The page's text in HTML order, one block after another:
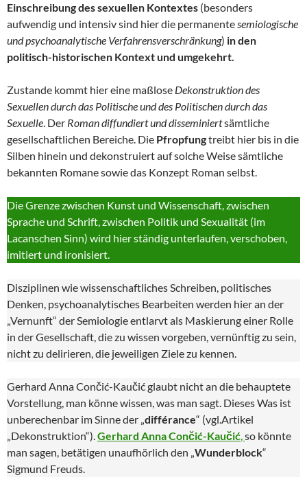
Einschreibung des sexuellen Kontextes (besonders
aufwendig und intensiv sind hier die permanentesemiologische
und psychoanalytische Verfahrensverschränkung) in den
politisch-historischen Kontext und umgekehrt.
Zustande kommt hier eine maßlose Dekonstruktion des
Sexuellen durch das Politische und des Politischen durch das
Sexuelle. Der Roman diffundiert und disseminiertsämtliche
gesellschaftlichen Bereiche. Die Pfropfungtreibt hier bis in die
Silben hinein und dekonstruiert auf solche Weise sämtliche
bekannten Romane sowie das Konzept Roman selbst.
Die Grenze zwischen Kunst und Wissenschaft, zwischen
Sprache und Schrift, zwischen Politik und Sexualität (im
Lacanschen Sinn) wird hier ständig unterlaufen, verschoben,
imitiert und ironisiert.
Disziplinen wie wissenschaftliches Schreiben, politisches
Denken, psychoanalytisches Bearbeiten werden hier an der
„Vernunft“ der Semiologie entlarvt als Maskierung einer Rolle
in der Gesellschaft, die zu wissen vorgeben, vernünftig zu sein,
nicht zu delirieren, die jeweiligen Ziele zu kennen.
Gerhard Anna Cončić-Kaučić glaubt nicht an die behauptete
Vorstellung, man könne wissen, was man sagt. Dieses Was ist
unberechenbar im Sinne der „différance“ (vgl.Artikel
„Dekonstruktion“).Gerhard Anna Cončić-Kaučić,so könnte
man sagen, betätigen unaufhörlich den „Wunderblock“
Sigmund Freuds.